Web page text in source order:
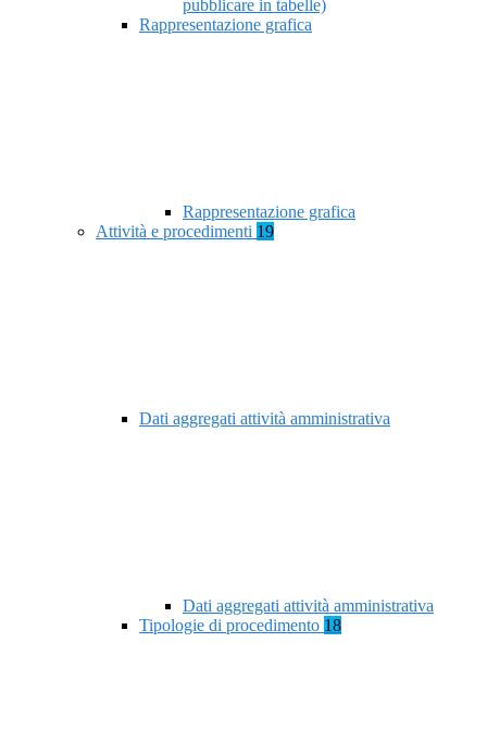
pubblicare in tabelle)
Rappresentazione grafica
Rappresentazione grafica
Attività e procedimenti 19
Dati aggregati attività amministrativa
Dati aggregati attività amministrativa
Tipologie di procedimento 18